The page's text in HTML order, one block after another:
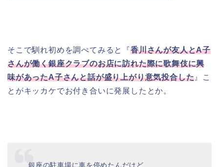
そこで馴れ初めを調べてみると『香川さんが友人とA子
さんが働く銀座クラブのお店に訪れた際に歌舞伎に興
味があったA子さんと話が盛り上がり意気投合した 』こ
とがキッカケでお付き合いに発展したとか。
銀座の駐車場に車を停めたんだけど